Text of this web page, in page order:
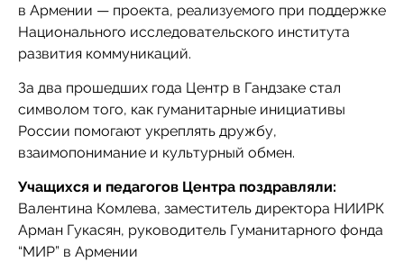
в Армении — проекта, реализуемого при поддержке
Национального исследовательского института
развития коммуникаций.
За два прошедших года Центр в Гандзаке стал
символом того, как гуманитарные инициативы
России помогают укреплять дружбу,
взаимопонимание и культурный обмен.
Учащихся и педагогов Центра поздравляли:
Валентина Комлева, заместитель директора НИИРК
Арман Гукасян, руководитель Гуманитарного фонда
“МИР” в Армении